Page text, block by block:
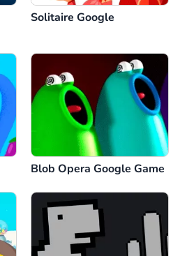
Solitaire Google
Blob Opera Google Game